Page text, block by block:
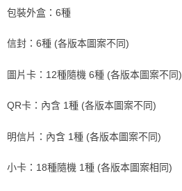
包裝外盒：6種
信封：6種 (各版本圖案不同)
圖片卡：12種隨機 6種 (各版本圖案不同)
QR卡：內含 1種 (各版本圖案不同)
明信片：內含 1種 (各版本圖案不同)
小卡：18種隨機 1種 (各版本圖案相同)